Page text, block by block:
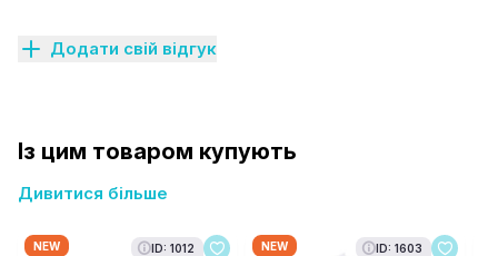
Додати свій відгук
Із цим товаром купують
Дивитися більше
NEW ID: 1012
NEW
ID: 1603